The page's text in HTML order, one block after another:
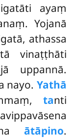
ayaṃ
Yojanā
athassa
vinaṭṭhāti
uppannā.
nayo. Yathā
tanti
ātāpino.